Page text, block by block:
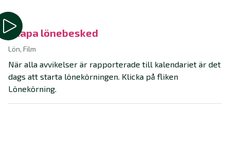
Skapa lönebesked
Lön, Film
När alla avvikelser är rapporterade till kalendariet är det
dags att starta lönekörningen. Klicka på fliken
Lönekörning.